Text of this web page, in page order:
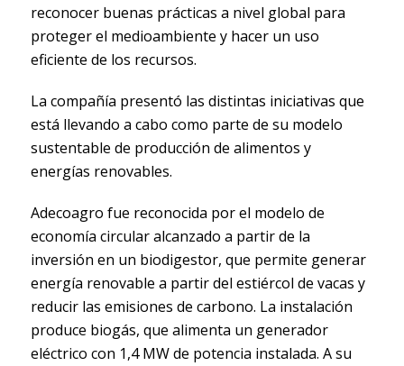
reconocer buenas prácticas a nivel global para
proteger el medioambiente y hacer un uso
eficiente de los recursos.
La compañía presentó las distintas iniciativas que
está llevando a cabo como parte de su modelo
sustentable de producción de alimentos y
energías renovables.
Adecoagro fue reconocida por el modelo de
economía circular alcanzado a partir de la
inversión en un biodigestor, que permite generar
energía renovable a partir del estiércol de vacas y
reducir las emisiones de carbono. La instalación
produce biogás, que alimenta un generador
eléctrico con 1,4 MW de potencia instalada. A su